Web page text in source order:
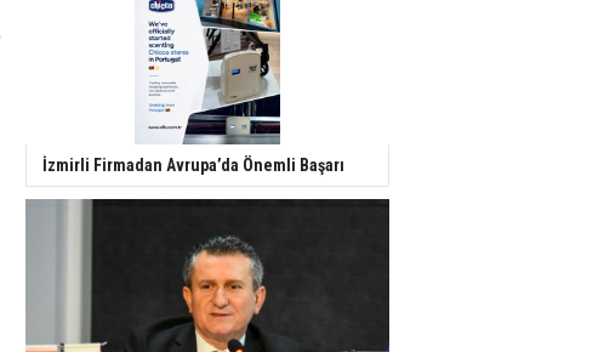
İzmirli Firmadan Avrupa’da Önemli Başarı